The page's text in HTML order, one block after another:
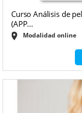
Curso Análisis de
(APP...
Modalidad online